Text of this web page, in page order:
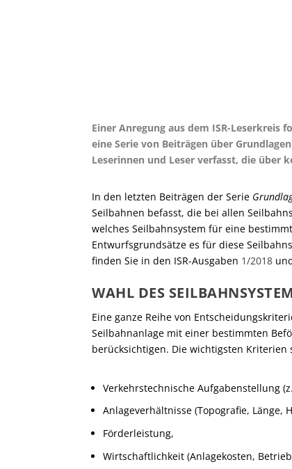
Einer Anregung aus dem ISR-Leserkreis
eine Serie von Beiträgen über
Leserinnen und Leser verfasst, die über
In den letzten Beiträgen der Serie
Seilbahnen befasst, die bei allen
welches Seilbahnsystem für eine
Entwurfsgrundsätze es für diese
finden Sie in den ISR-Ausgaben 1/2018
WAHL DES
Eine ganze Reihe von
Seilbahnanlage mit einer bestimmten
berücksichtigen. Die wichtigsten Kriterien
Verkehrstechnische Aufgabenstellung
Anlageverhältnisse (Topografie, Länge,
Förderleistung,
Wirtschaftlichkeit (Anlagekosten,